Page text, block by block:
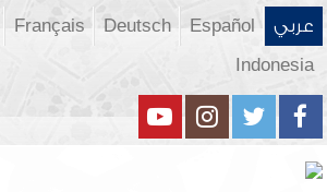
عربي Español
Deutsch
Français
Indonesia